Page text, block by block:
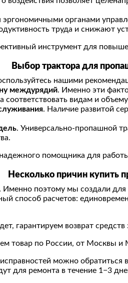
эргономичными органами
труда и снижают
инструмент для
Выбор тракторадля
нашими
междурядий. Именно эти
соответствовать видам и
. Наличие развитой
. Универсально-пропашной
помощника для
Несколько причин купить
поэтому мы создали для
способ расчетов:
гарантируем возврат
товар по России, от Москвы
можно
для ремонта в течение 1−3